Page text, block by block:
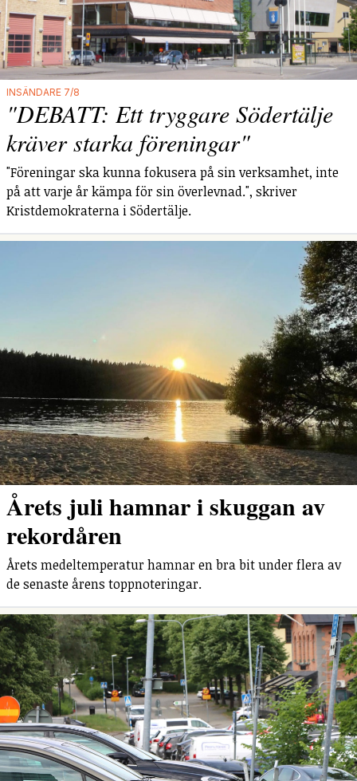
INSÄNDARE 7/8
"DEBATT: Ett tryggare Södertälje
kräver starka föreningar"
"Föreningar ska kunna fokusera på sin verksamhet, inte
på att varje år kämpa för sin överlevnad.", skriver
Kristdemokraterna i Södertälje.
Årets juli hamnar i skuggan av
rekordåren
Årets medeltemperatur hamnar en bra bit under flera av
de senaste årens toppnoteringar.